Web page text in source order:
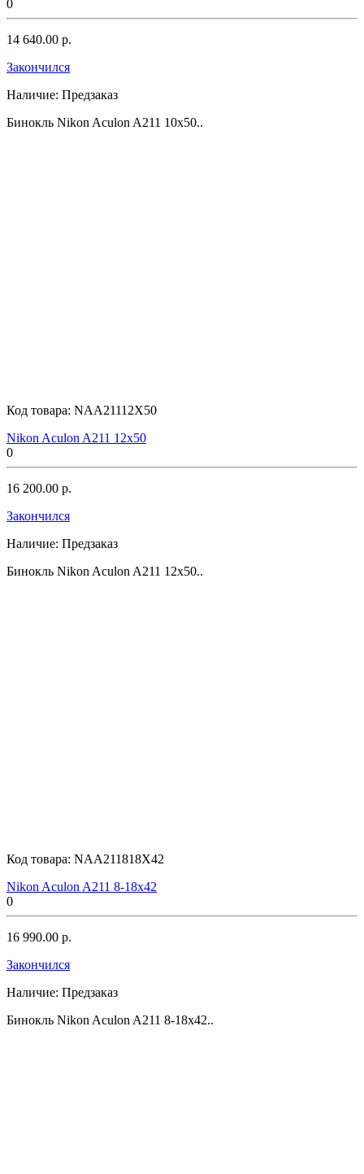
0
14 640.00 р.
Закончился
Наличие: Предзаказ
Бинокль Nikon Aculon A211 10x50..
Код товара: NAA21112X50
Nikon Aculon A211 12x50
0
16 200.00 р.
Закончился
Наличие: Предзаказ
Бинокль Nikon Aculon A211 12x50..
Код товара: NAA211818X42
Nikon Aculon A211 8-18x42
0
16 990.00 р.
Закончился
Наличие: Предзаказ
Бинокль Nikon Aculon A211 8-18x42..